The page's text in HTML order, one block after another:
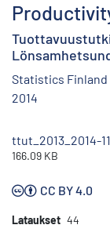
Statistics Finland
2014
ttut_2013_2014-
166.09 KB
CC BY 4.0
Lataukset 44